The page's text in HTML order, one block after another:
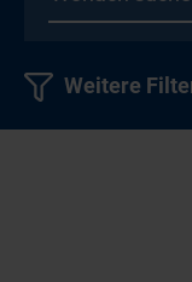
Weitere